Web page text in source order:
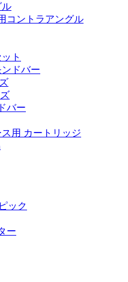
ル
コントラアングル
ト
ドバー
バー
用 カートリッジ
ック
ー